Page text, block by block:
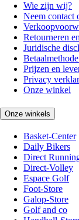
Wie zijn wij?
Neem contact
Retourneren
Juridische
Prijzen en
Privacy
Onze winkel
Onze winkels
Basket-Center
Daily Bikers
Direct
Direct-Volley
Espace Golf
Foot-Store
Galop-Store
Golf and co